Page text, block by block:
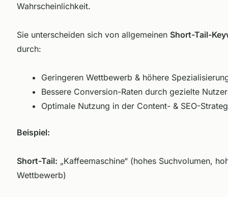
Wahrscheinlichkeit.
Sie unterscheiden sich von allgemeinen Short-Tail-
durch:
Geringeren Wettbewerb & höhere
Bessere Conversion-Raten durch gezielte
Optimale Nutzung in der Content- & SEO-
Beispiel:
Short-Tail: „Kaffeemaschine“ (hohes Suchvolumen,
Wettbewerb)